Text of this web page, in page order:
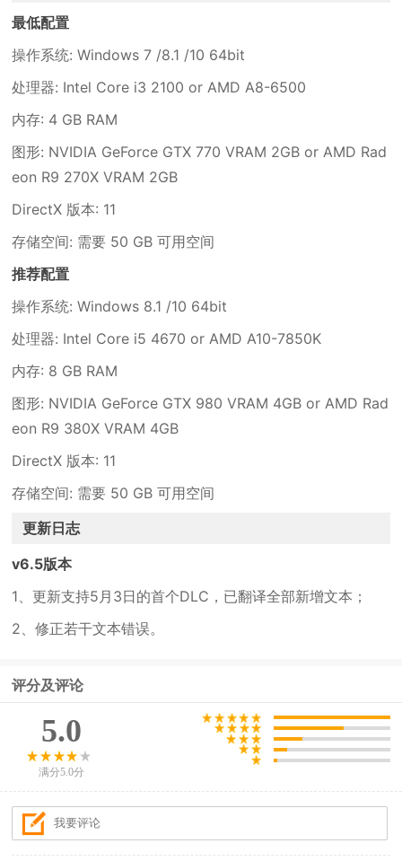
最低配置
操作系统: Windows 7 /8.1 /10 64bit
处理器: Intel Core i3 2100 or AMD A8-6500
内存: 4 GB RAM
图形: NVIDIA GeForce GTX 770 VRAM 2GB or AMD Rad
eon R9 270X VRAM 2GB
DirectX 版本: 11
存储空间: 需要 50 GB 可用空间
推荐配置
操作系统: Windows 8.1 /10 64bit
处理器: Intel Core i5 4670 or AMD A10-7850K
内存: 8 GB RAM
图形: NVIDIA GeForce GTX 980 VRAM 4GB or AMD Rad
eon R9 380X VRAM 4GB
DirectX 版本: 11
存储空间: 需要 50 GB 可用空间
更新日志
v6.5版本
1、更新支持5月3日的首个DLC，已翻译全部新增文本；
2、修正若干文本错误。
评分及评论
5.0
满分5.0分